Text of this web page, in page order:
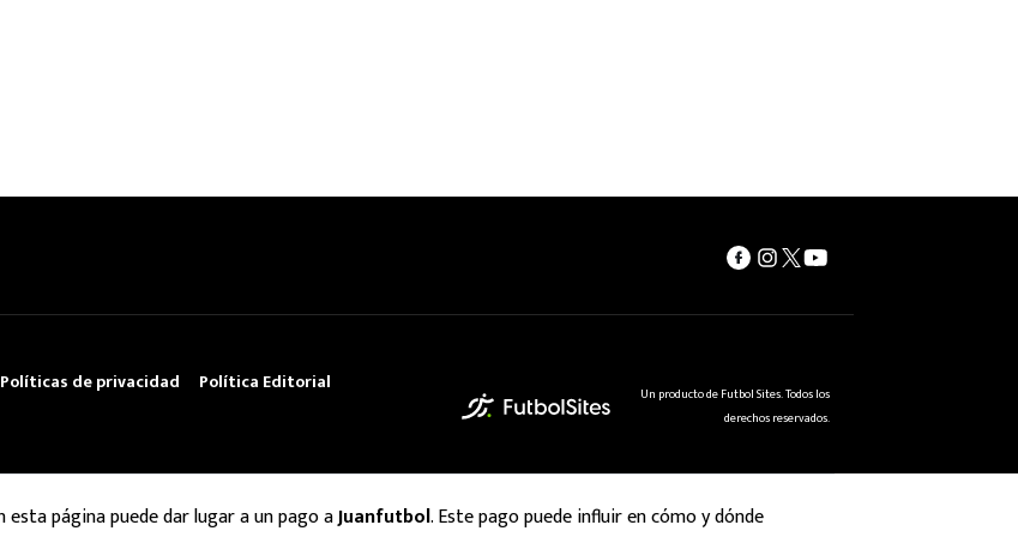
Políticas de privacidad Política Editorial
Un producto de Futbol Sites. Todos los
derechos reservados.
página puede dar lugar a un pago aJuanfutbol. Este pago puede influir en cómo y dónde